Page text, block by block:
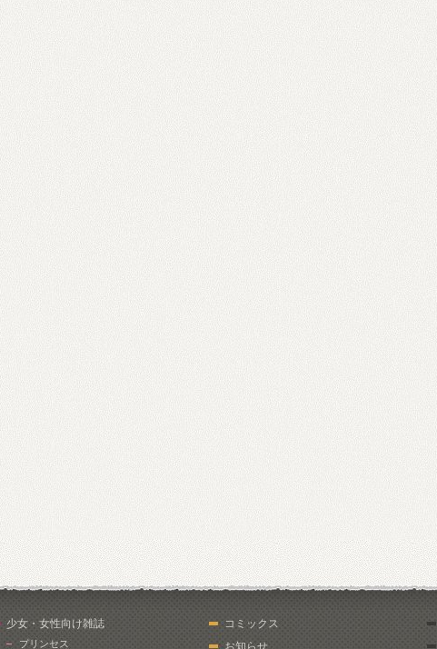
少女・女性向け雑誌
プリンセス
コミックス
お知らせ